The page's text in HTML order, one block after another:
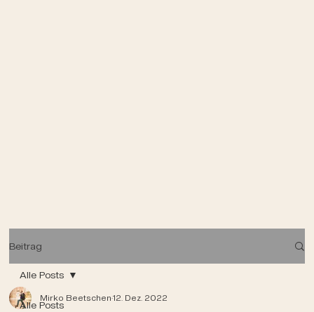
Beitrag
Alle Posts
Alle Posts
Mirko Beetschen12. Dez. 2022